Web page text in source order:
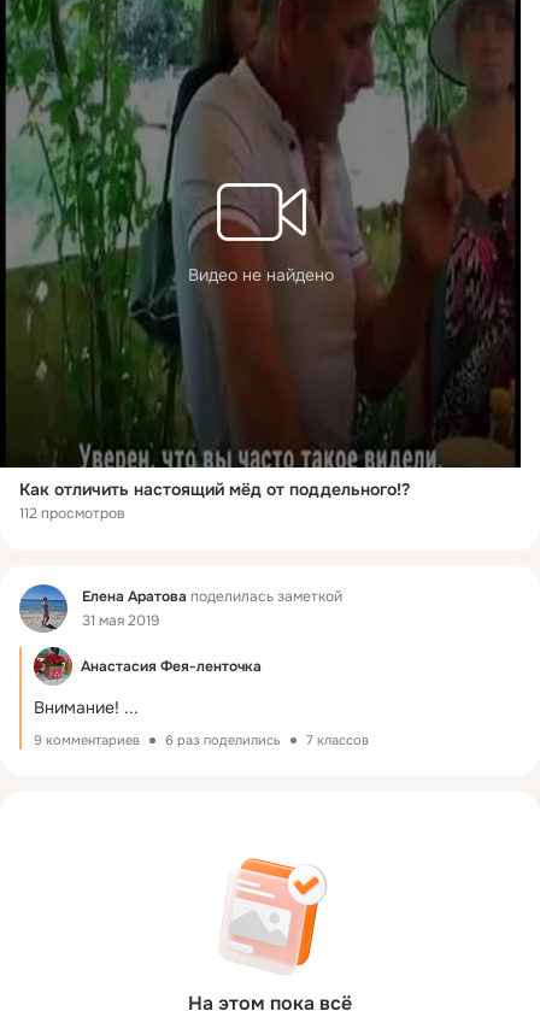
Видео не найдено
Как отличить настоящий мёд от поддельного!?
112 просмотров
Фид Елена Аратова поделилась заметкой
31 мая 2019
Анастасия Фея-ленточка
Внимание! ...
9 комментариев 6 раз поделились 7 классов
На этом пока всё